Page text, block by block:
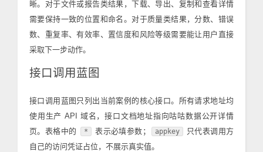
晰。对于文件或报告类结果，下载、导出、复制和查看详情
需要保持一致的位置和命名。对于质量类结果，分数、错误
数、重复率、有效率、置信度和风险等级需要能让用户直接
采取下一步动作。
接口调用蓝图
接口调用蓝图只列出当前案例的核心接口。所有请求地址均
使用生产 API 域名，接口文档地址指向咕咕数据公开详情
页。表格中的
* 表示必填参数； appkey
只代表调用方
自己的访问凭证占位，不展示真实值。